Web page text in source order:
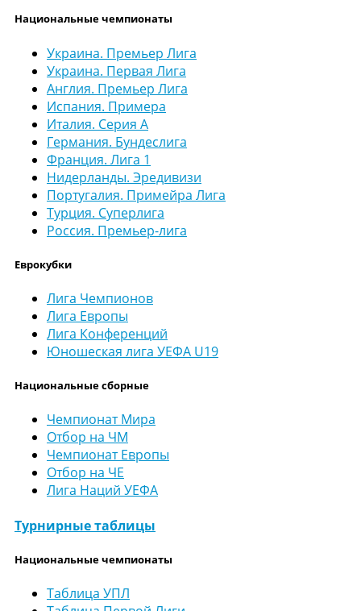
Национальные чемпионаты
Украина. Премьер Лига
Украина. Первая Лига
Англия. Премьер Лига
Испания. Примера
Италия. Серия А
Германия. Бундеслига
Франция. Лига 1
Нидерланды. Эредивизи
Португалия. Примейра Лига
Турция. Суперлига
Россия. Премьер-лига
Еврокубки
Лига Чемпионов
Лига Европы
Лига Конференций
Юношеская лига УЕФА U19
Национальные сборные
Чемпионат Мира
Отбор на ЧМ
Чемпионат Европы
Отбор на ЧЕ
Лига Наций УЕФА
Турнирные таблицы
Национальные чемпионаты
Таблица УПЛ